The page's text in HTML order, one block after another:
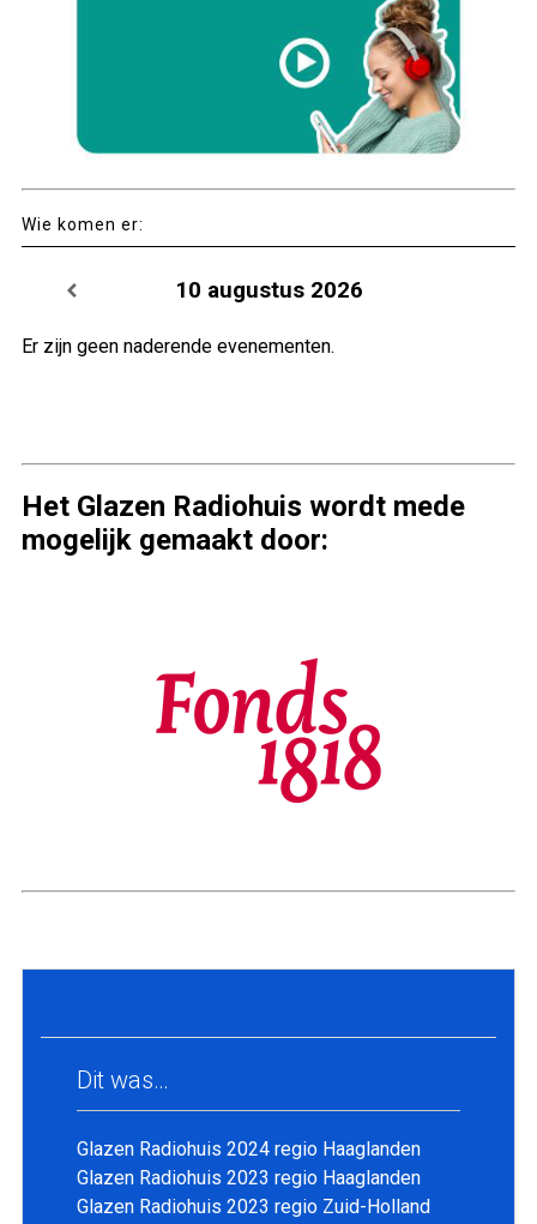
Wie komen er:
10 augustus 2026
Er zijn geen naderende evenementen.
Het Glazen Radiohuis wordt mede
mogelijk gemaakt door:
Dit was…
Glazen Radiohuis 2024 regio Haaglanden
Glazen Radiohuis 2023 regio Haaglanden
Glazen Radiohuis 2023 regio Zuid-Holland